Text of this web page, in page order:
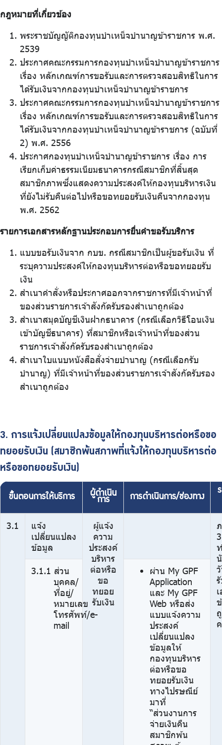
กฎหมายที่เกี่ยวข้อง
พระราชบัญญัติกองทุนบำเหน็จบำนาญข้าราชการ พ.ศ.
2539
ประกาศคณะกรรมการกองทุนบำเหน็จบำนาญข้าราชการ
เรื่อง หลักเกณฑ์การขอรับและการตรวจสอบสิทธิในการ
ได้รับเงินจากกองทุนบำเหน็จบำนาญข้าราชการ
ประกาศคณะกรรมการกองทุนบำเหน็จบำนาญข้าราชการ
เรื่อง หลักเกณฑ์การขอรับและการตรวจสอบสิทธิในการ
ได้รับเงินจากกองทุนบำเหน็จบำนาญข้าราชการ (ฉบับที่
2) พ.ศ. 2556
ประกาศกองทุนบำเหน็จบำนาญข้าราชการ เรื่อง การ
เรียกเก็บค่าธรรมเนียมธนาคารกรณีสมาชิกที่สิ้นสุด
สมาชิกภาพซึ่งแสดงความประสงค์ให้กองทุนบริหารเงิน
ที่ยังไม่รับคืนต่อไปหรือขอทยอยรับเงินคืนจากกองทุน
พ.ศ. 2562
รายการเอกสารหลักฐานประกอบการยื่นคำขอรับบริการ
แบบขอรับเงินจาก กบข. กรณีสมาชิกเป็นผู้ขอรับเงิน ที่
ระบุความประสงค์ให้กองทุนบริหารต่อหรือขอทยอยรับ
เงิน
สำเนาคำสั่งหรือประกาศออกจากราชการที่มีเจ้าหน้าที่
ของส่วนราชการเจ้าสังกัดรับรองสำเนาถูกต้อง
สำเนาสมุดบัญชีเงินฝากธนาคาร (กรณีเลือกวิธีโอนเงิน
เข้าบัญชีธนาคาร) ที่สมาชิกหรือเจ้าหน้าที่ของส่วน
ราชการเจ้าสังกัดรับรองสำเนาถูกต้อง
สำเนาใบแนบหนังสือสั่งจ่ายบำนาญ (กรณีเลือกรับ
บำนาญ) ที่มีเจ้าหน้าที่ของส่วนราชการเจ้าสังกัดรับรอง
สำเนาถูกต้อง
3. การแจ้งเปลี่ยนแปลงข้อมูลให้กองทุนบริหารต่อหรือขอ
ทยอยรับเงิน (สมาชิกพ้นสภาพที่แจ้งให้กองทุนบริหารต่อ
หรือขอทยอยรับเงิน)
ขั้นตอนการให้บริการ
ผู้ดำเนิน
การ
การดำเนินการ/ช่องทาง
3.1
แจ้ง
เปลี่ยนแปลง
ข้อมูล
ผู้แจ้ง
ความ
ประสงค์
บริหาร
ต่อหรือ
ขอ
ทยอย
รับเงิน
3.1.1 ส่วน
บุคคล/
ที่อยู่/
หมายเลข
โทรศัพท์/e-
mail
ผ่าน My GPF
Application
และ My GPF
Web หรือส่ง
แบบแจ้งความ
ประสงค์
เปลี่ยนแปลง
ข้อมูลให้
กองทุนบริหาร
ต่อหรือขอ
ทยอยรับเงิน
ทางไปรษณีย์
มาที่
“ส่วนงานการ
จ่ายเงินคืน
สมาชิกพ้น